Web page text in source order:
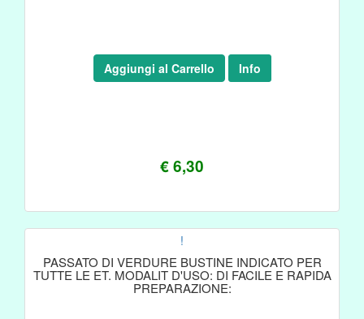
€ 6,30
Aggiungi al Carrello Info
!
PASSATO DI VERDURE BUSTINE INDICATO PER
TUTTE LE ET. MODALIT D'USO: DI FACILE E RAPIDA
PREPARAZIONE: